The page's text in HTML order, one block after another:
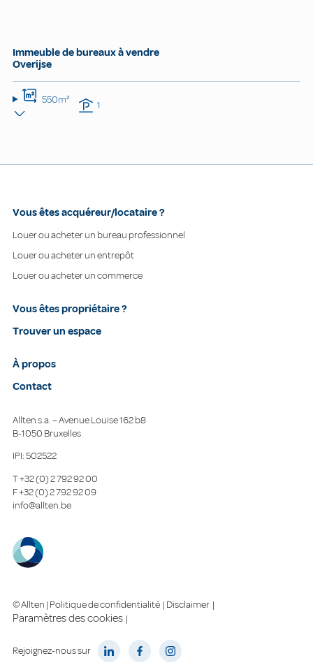
Immeuble de bureaux à vendre
Overijse
550m² 1
Vous êtes acquéreur/locataire ?
Louer ou acheter un bureau professionnel
Louer ou acheter un entrepôt
Louer ou acheter un commerce
Vous êtes propriétaire ?
Trouver un espace
À propos
Contact
Allten s.a. – Avenue Louise 162 b8
B-1050 Bruxelles
IPI: 502522
T+32 (0) 2 792 92 00
F+32 (0) 2 792 92 09
info@allten.be
© Allten | Politique de confidentialité | Disclaimer |
Paramètres des cookies |
Rejoignez-nous sur